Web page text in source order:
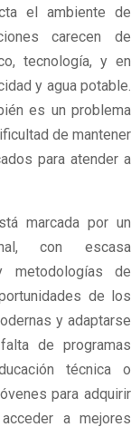
el ambiente de
carecen de
tecnología, y en
y agua potable.
es un problema
de mantener
para atender a
marcada por un
con escasa
metodologías de
de los
y adaptarse
de programas
técnica o
para adquirir
a mejores